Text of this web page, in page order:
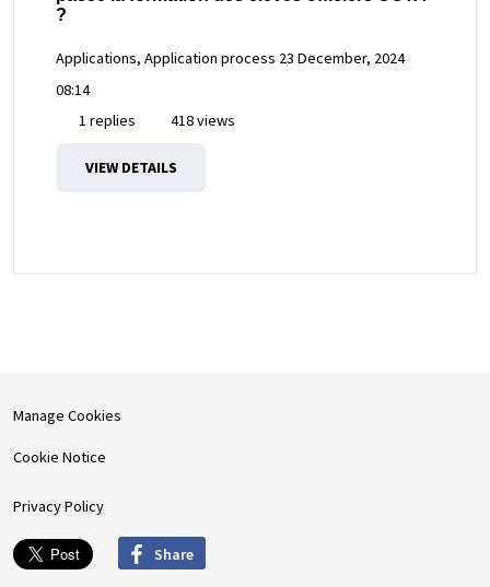
?
Applications, Application process 23 December, 2024
08:14
1 replies
418 views
VIEW DETAILS
Manage Cookies
Cookie Notice
Privacy Policy
Share